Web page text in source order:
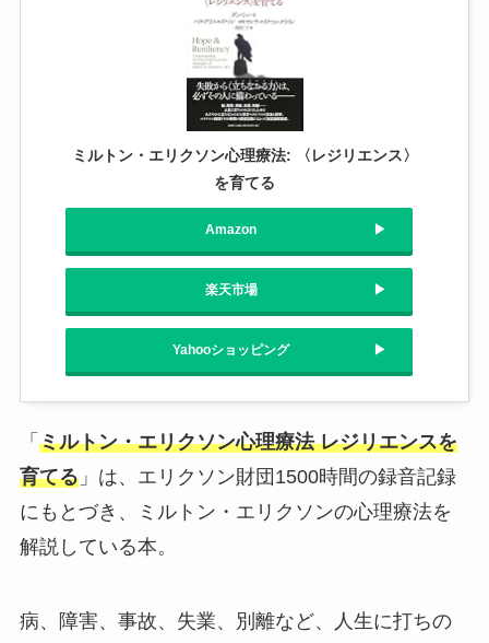
ミルトン・エリクソン心理療法: 〈レジリエンス〉
を育てる
Amazon
楽天市場
Yahooショッピング
「 ミルトン・エリクソン心理療法 レジリエンスを
育てる」は、エリクソン財団1500時間の録音記録
にもとづき、ミルトン・エリクソンの心理療法を
解説している本。
病、障害、事故、失業、別離など、人生に打ちの